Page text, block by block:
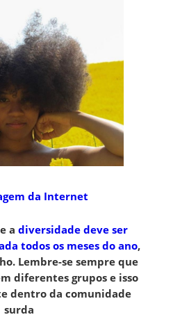
da Internet
a diversidade deve ser
todos os meses do ano,
Lembre-se sempre que
diferentes grupos e isso
dentro da comunidade
surda